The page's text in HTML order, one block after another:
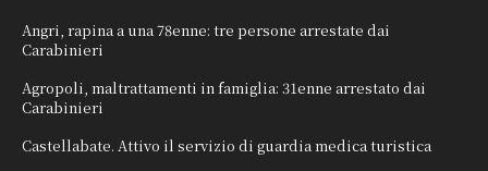
Angri, rapina a una 78enne: tre persone arrestate dai
Carabinieri
Agropoli, maltrattamenti in famiglia: 31enne arrestato dai
Carabinieri
Castellabate. Attivo il servizio di guardia medica turistica